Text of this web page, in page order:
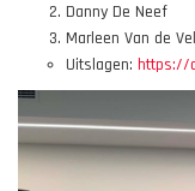
Danny De Neef
Marleen Van de
Uitslagen: https://